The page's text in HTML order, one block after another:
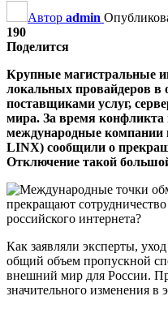
Автор admin
190
Поделится
Крупные магистральные
локальных провайдеров в
поставщиками услуг,
мира. За время
международные компании
LINX) сообщили о
Отключение такой
Как заявляли эксперты,
общий объем пропускной
внешний мир для России.
значительного изменения в